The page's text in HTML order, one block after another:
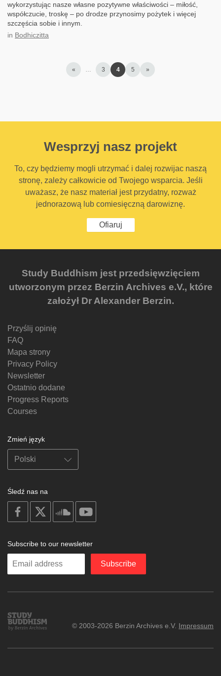
wykorzystując nasze własne pozytywne właściwości – miłość,
współczucie, troskę – po drodze przynosimy pożytek i więcej
szczęścia sobie i innym.
in Bodhiczitta
« … 3 4 5 »
Wesprzyj nasz projekt
To, czy będziemy mogli utrzymać i dalej rozwijac naszą
stronę, zależy całkowicie od Twojego wsparcia. Jeśli
uważasz, że nasz materiał jest przydatny, rozważ
jednorazową lub comiesięczną darowiznę.
Ofiaruj
Study Buddhism jest przedsięwzięciem
utworzonym przez Berzin Archives e.V., które
założył Dr Alexander Berzin.
Przyślij opinię
FAQ
Mapa strony
Privacy Policy
Newsletter
Ostatnio dodane
Progress Reports
Courses
Zmień język
Śledź nas na
on
facebook
soundcloud
Subscribe to our newsletter
Enter
Subscribe
Study
Buddhism
© 2003-2026 Berzin Archives e.V. Impressum